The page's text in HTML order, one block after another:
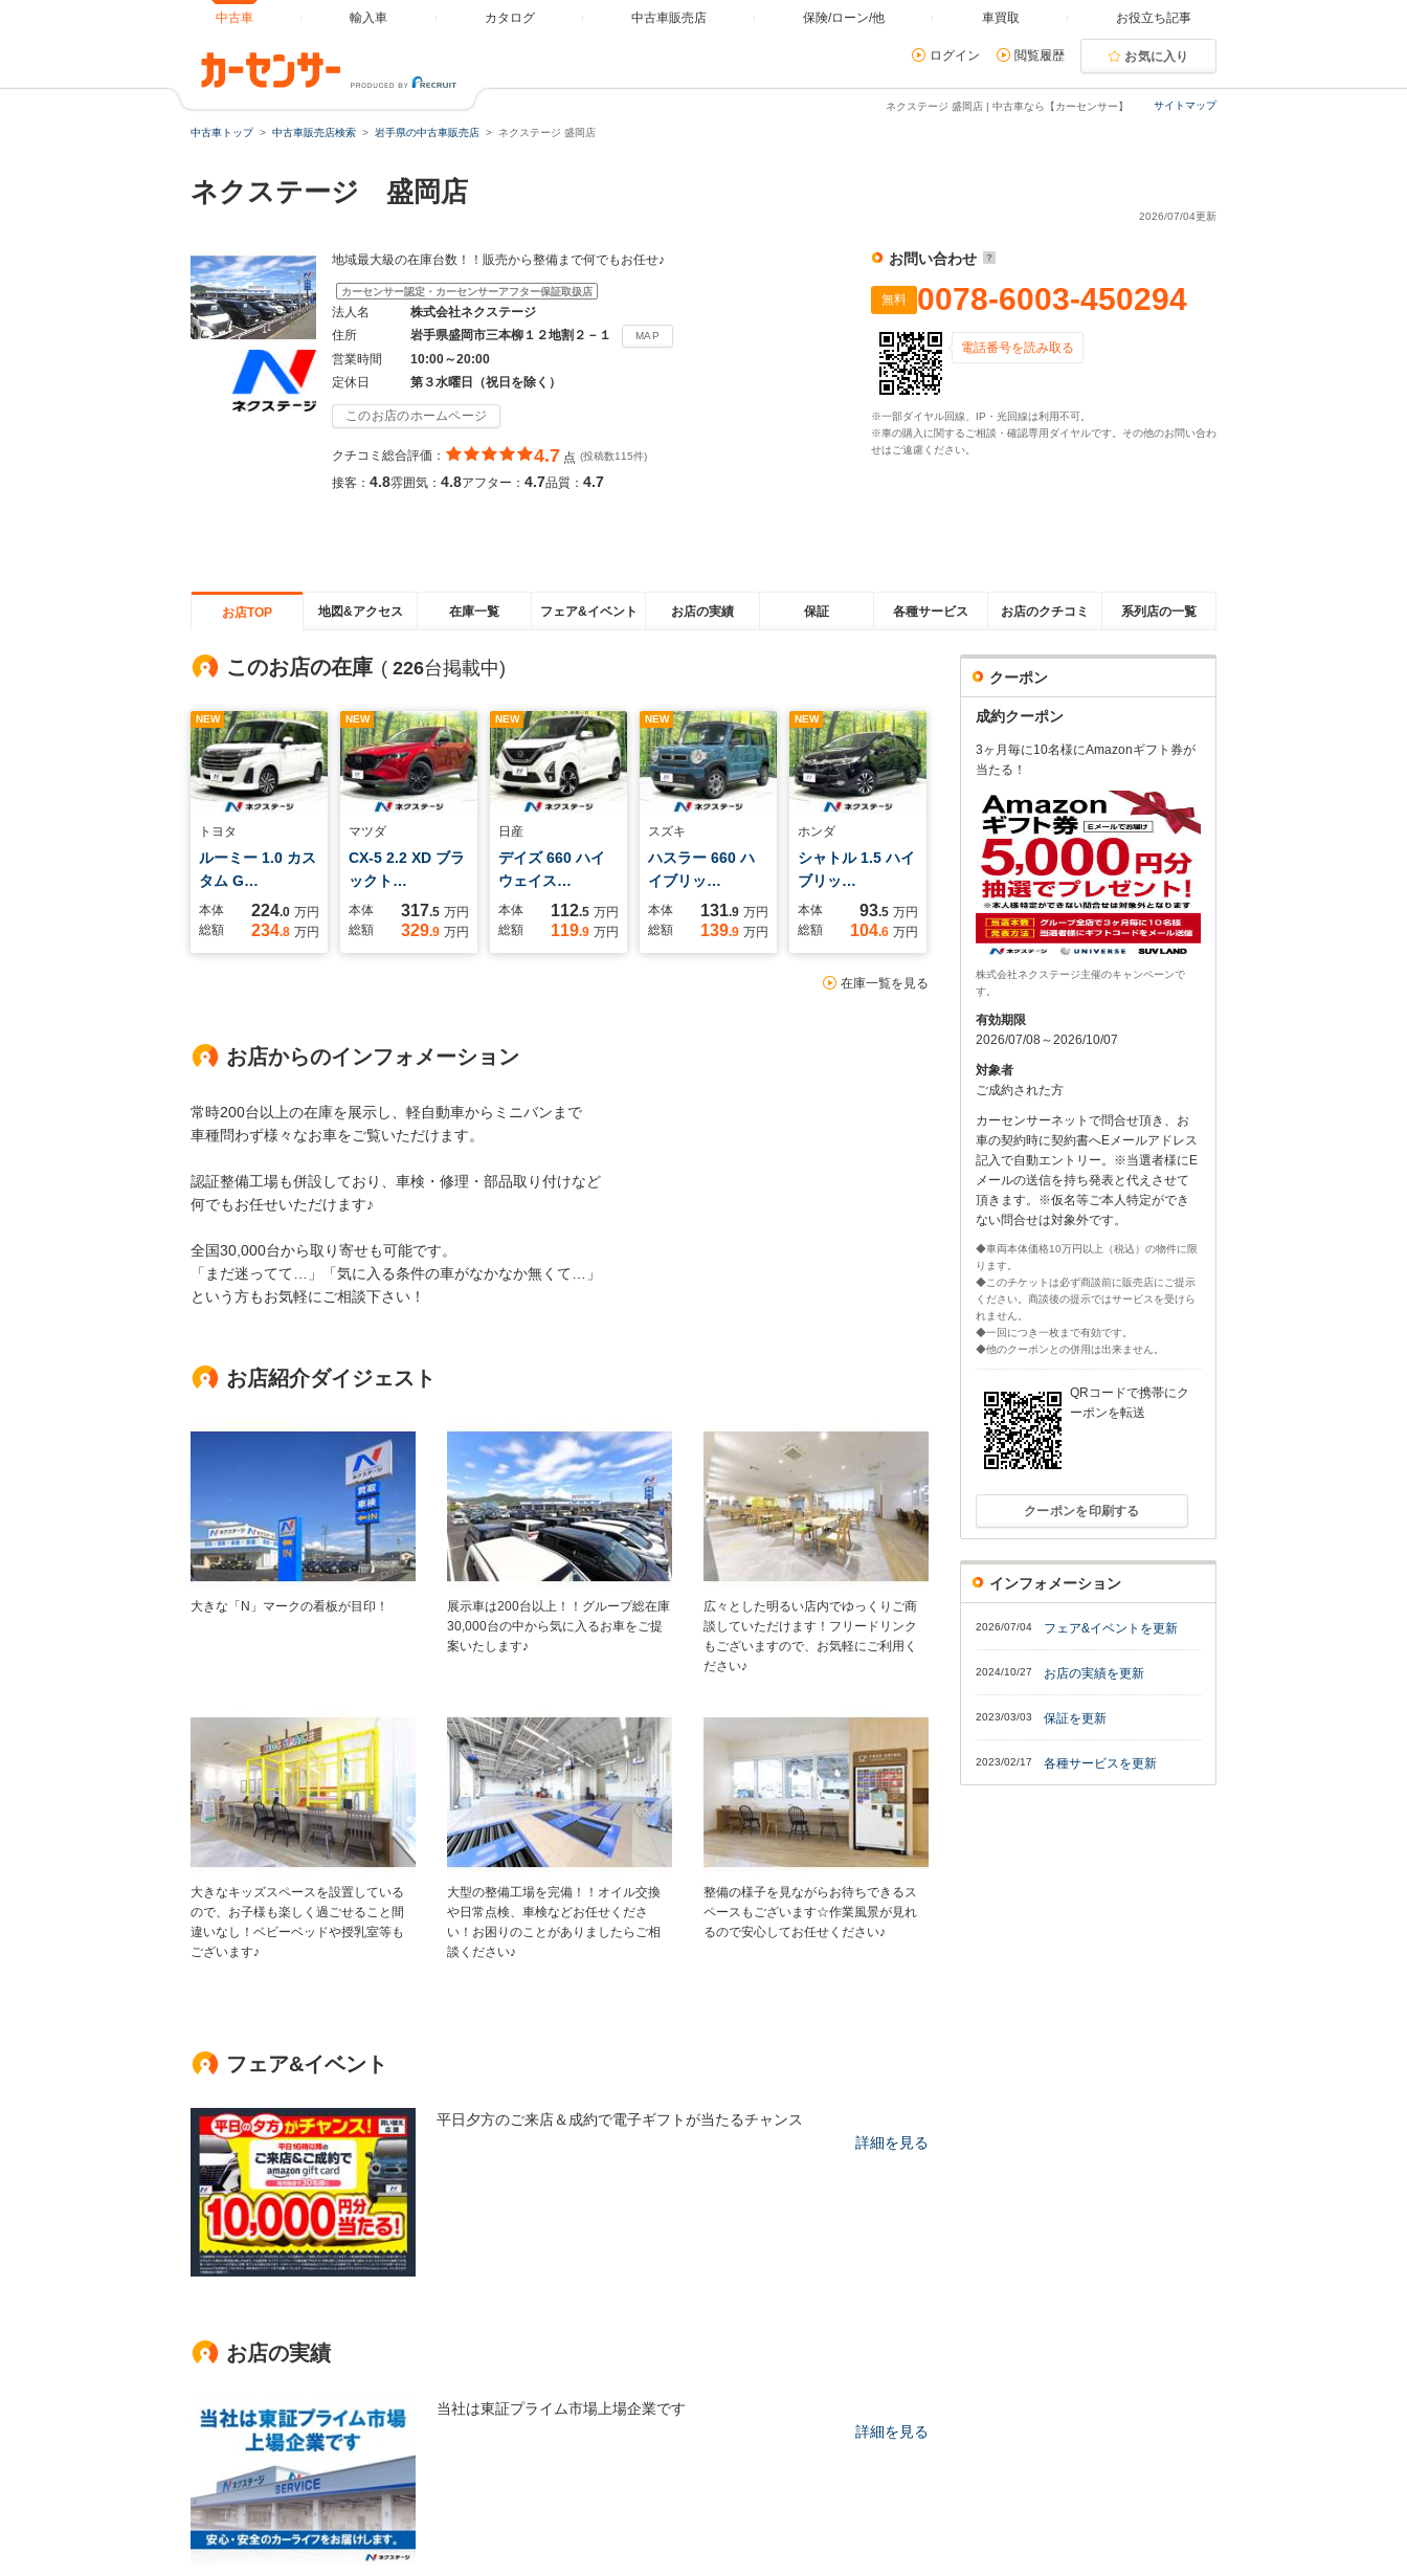
中古車 輸入車 カタログ 中古車販売店 保険/ローン/他 車買取 お役立ち記事
ログイン 閲覧履歴 お気に入り
サイトマップ
ネクステージ 盛岡店 | 中古車なら【カーセンサー】
中古車トップ 中古車販売店検索 岩手県の中古車販売店 ネクステージ 盛岡店
ネクステージ 盛岡店
2026/07/04更新
地域最大級の在庫台数！！販売から整備まで何でもお任せ♪
カーセンサー認定・カーセンサーアフター保証取扱店
法人名
株式会社ネクステージ
住所
岩手県盛岡市三本柳１２地割２－１ MAP
営業時間
10:00～20:00
定休日
第３水曜日（祝日を除く）
このお店のホームページ
クチコミ総合評価： 4.7 点 (投稿数115件)
接客： 4.8雰囲気： 4.8アフター： 4.7品質： 4.7
お問い合わせ
無料 0078-6003-450294
電話番号を読み取る
※一部ダイヤル回線、IP・光回線は利用不可。
※車の購入に関するご相談・確認専用ダイヤルです。その他のお問い合わ
せはご遠慮ください。
お店TOP 地図&アクセス 在庫一覧 フェア&イベント お店の実績 保証 各種サービス お店のクチコミ 系列店の一覧
このお店の在庫 ( 226台掲載中)
NEW
トヨタ
ルーミー 1.0 カス
タム G…
本体 224.0 万円
総額
234.8 万円
NEW
マツダ
CX-5 2.2 XD ブラ
ックト…
本体 317.5 万円
総額
329.9 万円
NEW
日産
デイズ 660 ハイ
ウェイス…
本体 112.5 万円
総額
119.9 万円
NEW
スズキ
ハスラー 660 ハ
イブリッ…
本体 131.9 万円
総額
139.9 万円
NEW
ホンダ
シャトル 1.5 ハイ
ブリッ…
本体 93.5 万円
総額
104.6 万円
在庫一覧を見る
お店からのインフォメーション
常時200台以上の在庫を展示し、軽自動車からミニバンまで
車種問わず様々なお車をご覧いただけます。
認証整備工場も併設しており、車検・修理・部品取り付けなど
何でもお任せいただけます♪
全国30,000台から取り寄せも可能です。
「まだ迷ってて…」「気に入る条件の車がなかなか無くて…」
という方もお気軽にご相談下さい！
お店紹介ダイジェスト
大きな「N」マークの看板が目印！
展示車は200台以上！！グループ総在庫
30,000台の中から気に入るお車をご提
案いたします♪
広々とした明るい店内でゆっくりご商
談していただけます！フリードリンク
もございますので、お気軽にご利用く
ださい♪
大きなキッズスペースを設置している
ので、お子様も楽しく過ごせること間
違いなし！ベビーベッドや授乳室等も
ございます♪
大型の整備工場を完備！！オイル交換
や日常点検、車検などお任せくださ
い！お困りのことがありましたらご相
談ください♪
整備の様子を見ながらお待ちできるス
ペースもございます☆作業風景が見れ
るので安心してお任せください♪
フェア&イベント
平日夕方のご来店＆成約で電子ギフトが当たるチャンス
詳細を見る
お店の実績
当社は東証プライム市場上場企業です
詳細を見る
クーポン
成約クーポン
3ヶ月毎に10名様にAmazonギフト券が
当たる！
株式会社ネクステージ主催のキャンペーンで
す。
有効期限
2026/07/08～2026/10/07
対象者
ご成約された方
カーセンサーネットで問合せ頂き、お
車の契約時に契約書へEメールアドレス
記入で自動エントリー。※当選者様にE
メールの送信を持ち発表と代えさせて
頂きます。※仮名等ご本人特定ができ
ない問合せは対象外です。
◆車両本体価格10万円以上（税込）の物件に限
ります。
◆このチケットは必ず商談前に販売店にご提示
ください。商談後の提示ではサービスを受けら
れません。
◆一回につき一枚まで有効です。
◆他のクーポンとの併用は出来ません。
QRコードで携帯にク
ーポンを転送
クーポンを印刷する
インフォメーション
2026/07/04 フェア&イベントを更新
2024/10/27 お店の実績を更新
2023/03/03 保証を更新
2023/02/17 各種サービスを更新